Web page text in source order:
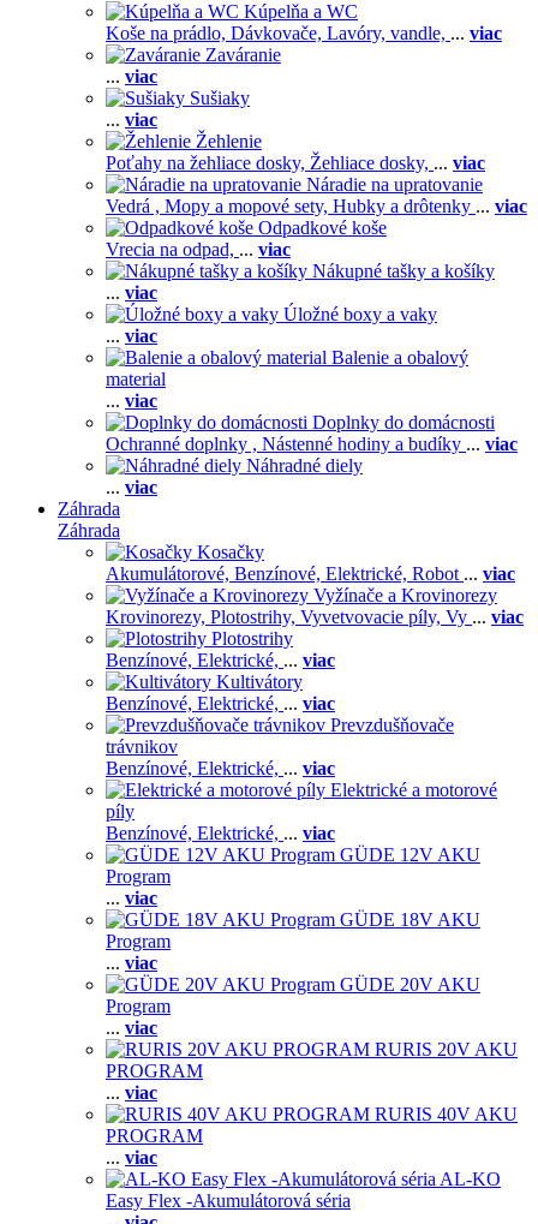
Kúpelňa a WC
Koše na prádlo, Dávkovače, Lavóry, vandle, ... viac
Zaváranie
... viac
Sušiaky
... viac
Žehlenie
Poťahy na žehliace dosky, Žehliace dosky, ... viac
Náradie na upratovanie
Vedrá , Mopy a mopové sety, Hubky a drôtenky ... viac
Odpadkové koše
Vrecia na odpad, ... viac
Nákupné tašky a košíky
... viac
Úložné boxy a vaky
... viac
Balenie a obalový
material
... viac
Doplnky do domácnosti
Ochranné doplnky , Nástenné hodiny a budíky ... viac
Náhradné diely
... viac
Záhrada
Záhrada
Kosačky
Akumulátorové, Benzínové, Elektrické, Robot ... viac
Vyžínače a Krovinorezy
Krovinorezy, Plotostrihy, Vyvetvovacie píly, Vy ... viac
Plotostrihy
Benzínové, Elektrické, ... viac
Kultivátory
Benzínové, Elektrické, ... viac
Prevzdušňovače
trávnikov
Benzínové, Elektrické, ... viac
Elektrické a motorové
píly
Benzínové, Elektrické, ... viac
GÜDE 12V AKU
Program
... viac
GÜDE 18V AKU
Program
... viac
GÜDE 20V AKU
Program
... viac
RURIS 20V AKU
PROGRAM
... viac
RURIS 40V AKU
PROGRAM
... viac
AL-KO
Easy Flex -Akumulátorová séria